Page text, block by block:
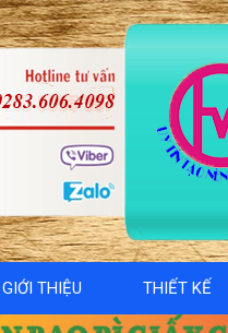
GIỚI THIỆU THIẾT KẾ